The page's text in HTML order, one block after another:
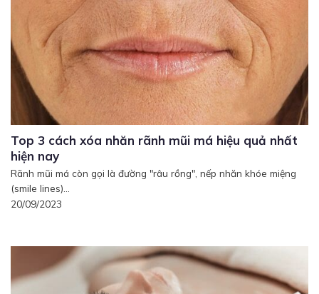
Top 3 cách xóa nhăn rãnh mũi má hiệu quả nhất
hiện nay
Rãnh mũi má còn gọi là đường "râu rồng", nếp nhăn khóe miệng
(smile lines)...
20/09/2023